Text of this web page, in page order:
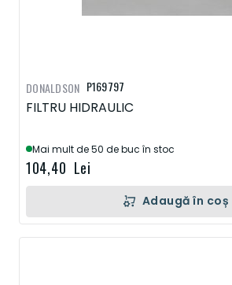
P169797
FILTRU HIDRAULIC
Mai mult de 50 de buc în stoc
104,40 Lei
DONALDSON
Adaugă în coș